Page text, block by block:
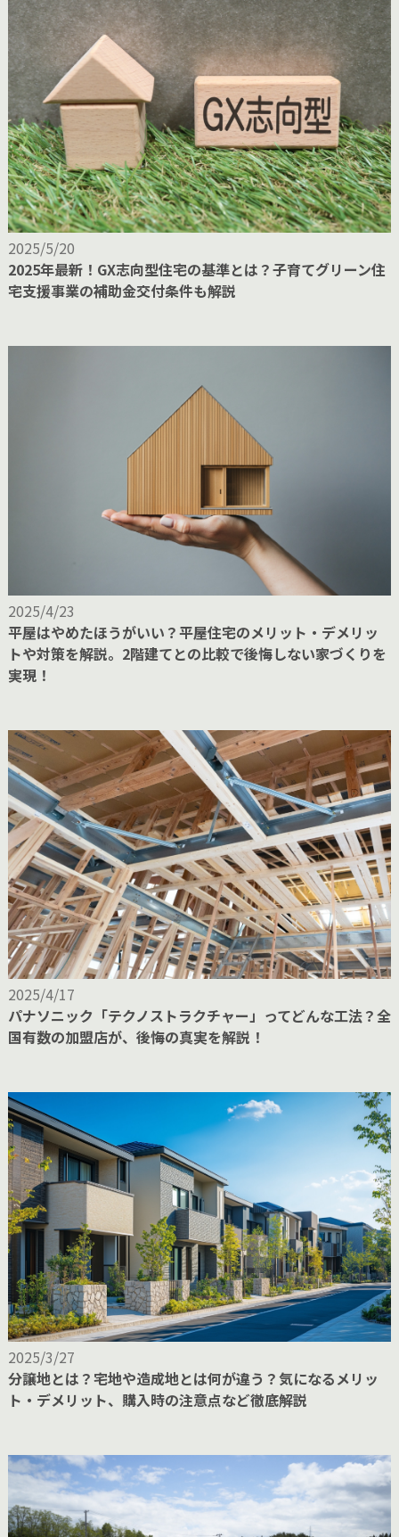
2025/5/20
2025年最新！GX志向型住宅の基準とは？子育てグリーン住
宅支援事業の補助金交付条件も解説
2025/4/23
平屋はやめたほうがいい？平屋住宅のメリット・デメリッ
トや対策を解説。2階建てとの比較で後悔しない家づくりを
実現！
2025/4/17
パナソニック「テクノストラクチャー」ってどんな工法？全
国有数の加盟店が、後悔の真実を解説！
2025/3/27
分譲地とは？宅地や造成地とは何が違う？気になるメリッ
ト・デメリット、購入時の注意点など徹底解説